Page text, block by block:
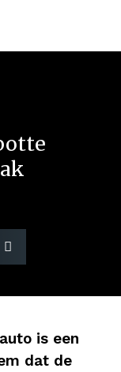
is een
dat de